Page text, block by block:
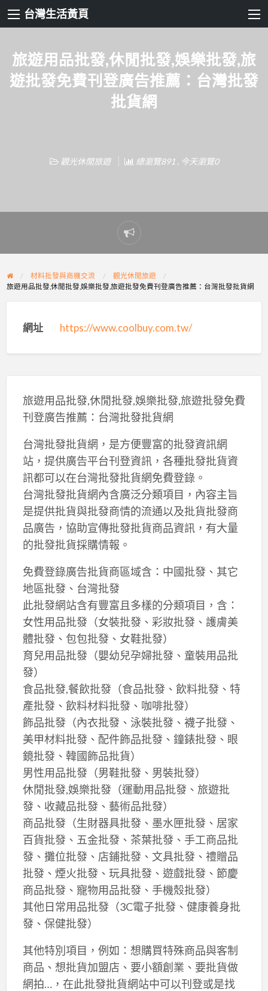
台灣生活黃頁
旅遊用品批發,休閒批發,娛樂批發,旅
遊批發免費刊登廣告推薦：台灣批發
批貨網
觀光休閒旅遊 總瀏覽891 , 今天瀏覽0
Report
problem
材料批發與商機交流
觀光休閒旅遊
旅遊用品批發,休閒批發,娛樂批發,旅遊批發免費刊登廣告推薦：台灣批發批貨網
網址 https://www.coolbuy.com.tw/
旅遊用品批發,休閒批發,娛樂批發,旅遊批發免費
刊登廣告推薦：台灣批發批貨網
台灣批發批貨網，是方便豐富的批發資訊網
站，提供廣告平台刊登資訊，各種批發批貨資
訊都可以在台灣批發批貨網免費登錄。
台灣批發批貨網內含廣泛分類項目，內容主旨
是提供批貨與批發商情的流通以及批貨批發商
品廣告，協助宣傳批發批貨商品資訊，有大量
的批發批貨採購情報。
免費登錄廣告批貨商區域含：中國批發、其它
地區批發、台灣批發
此批發網站含有豐富且多樣的分類項目，含：
女性用品批發（女裝批發、彩妝批發、護膚美
體批發、包包批發、女鞋批發）
育兒用品批發（嬰幼兒孕婦批發、童裝用品批
發）
食品批發,餐飲批發（食品批發、飲料批發、特
產批發、飲料材料批發、咖啡批發）
飾品批發（內衣批發、泳裝批發、襪子批發、
美甲材料批發、配件飾品批發、鐘錶批發、眼
鏡批發、韓國飾品批貨）
男性用品批發（男鞋批發、男裝批發）
休閒批發,娛樂批發（運動用品批發、旅遊批
發、收藏品批發、藝術品批發）
商品批發（生財器具批發、墨水匣批發、居家
百貨批發、五金批發、茶葉批發、手工商品批
發、攤位批發、店鋪批發、文具批發、禮贈品
批發、煙火批發、玩具批發、遊戲批發、節慶
商品批發、寵物用品批發、手機殼批發）
其他日常用品批發（3C電子批發、健康養身批
發、保健批發）
其他特別項目，例如：想購買特殊商品與客制
商品、想批貨加盟店、要小額創業、要批貨做
網拍…，在此批發批貨網站中可以刊登或是找